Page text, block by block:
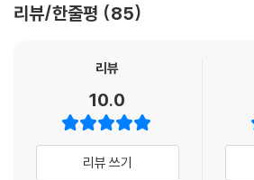
정답편
01회 모의고사 001
03회 모의고사 008
04회 모의고사 012
05회 모의고사 016
06회 모의고사 020
리뷰/한줄평 85
리뷰
10.0
리뷰 쓰기